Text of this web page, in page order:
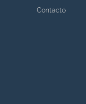
Contacto